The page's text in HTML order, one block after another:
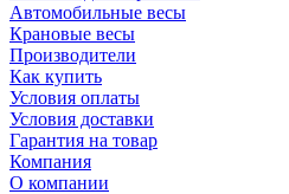
Автомобильные весы
Крановые весы
Производители
Как купить
Условия оплаты
Условия доставки
Гарантия на товар
Компания
О компании